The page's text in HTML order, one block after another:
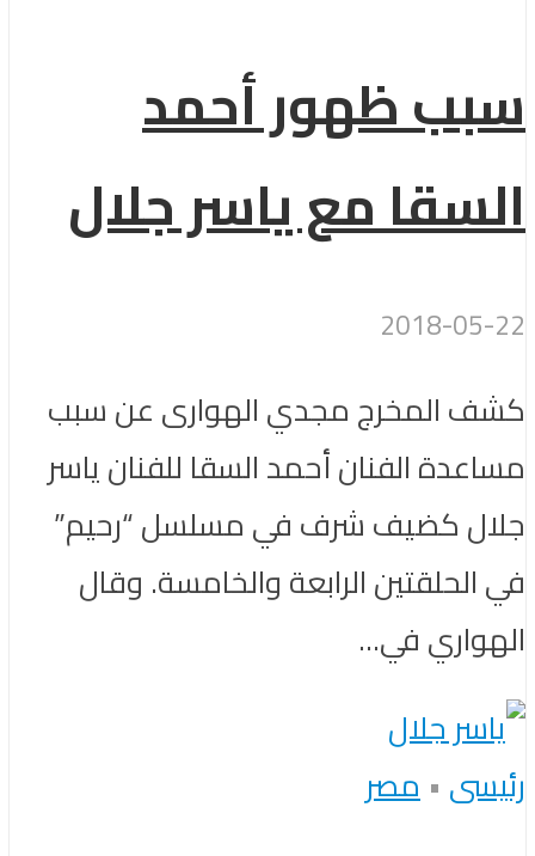
سبب ظهور أحمد
السقا مع ياسر جلال
2018-05-22
كشف المخرج مجدي الهوارى عن سبب
مساعدة الفنان أحمد السقا للفنان ياسر
جلال كضيف شرف في مسلسل “رحيم”
في الحلقتين الرابعة والخامسة. وقال
الهواري في...
رئيسى •مصر